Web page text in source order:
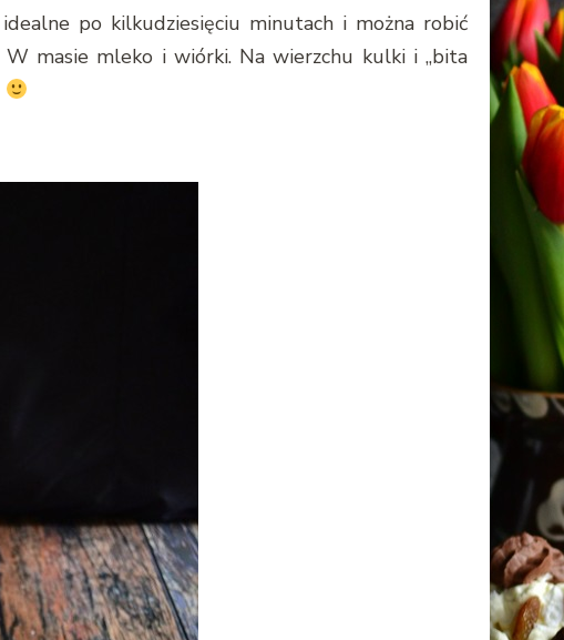
po kilkudziesięciu minutach i można robić
W masie mleko i wiórki. Na wierzchu kulki i „bita